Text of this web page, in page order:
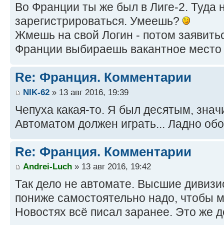
Во Франции ты же был в Лиге-2. Туда
зарегистрироваться. Умеешь?
Жмешь на свой Логин - потом
Франции выбираешь вакантное место
Re: Франция. Комментарии
NIK-62 » 13 авг 2016, 19:39
Чепуха какая-то. Я был десятым,
Автоматом должен играть... Ладно
Re: Франция. Комментарии
Andrei-Luch » 13 авг 2016, 19:42
Так дело не автомате. Высшие
пониже самостоятельно надо, чтобы
Новостях всё писал заранее. Это же